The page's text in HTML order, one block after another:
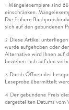
1 Mängelexemplare sind
einschränken.
Die frühere
sich auf den gebundenen
2 Diese Artikel
wurde aufgehoben oder
Alternative wird Ihnen auf
beziehen sich auf den
3 Durch Öffnen der
Leseprobe übermittelt
4 Der gebundene Preis
dargestellten Datums vom